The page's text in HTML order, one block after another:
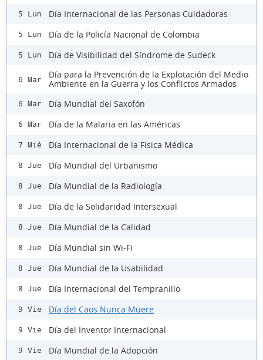
5 Lun Día Internacional de las Personas Cuidadoras
5 Lun Día de la Policía Nacional de Colombia
5 Lun Día de Visibilidad del Síndrome de Sudeck
6 Mar
Día para la Prevención de la Explotación del Medio
Ambiente en la Guerra y los Conflictos Armados
6 Mar Día Mundial del Saxofón
6 Mar Día de la Malaria en las Américas
7 Mié Día Internacional de la Física Médica
8 Jue Día Mundial del Urbanismo
8 Jue Día Mundial de la Radiología
8 Jue Día de la Solidaridad Intersexual
8 Jue Día Mundial de la Calidad
8 Jue Día Mundial sin Wi-Fi
8 Jue Día Mundial de la Usabilidad
8 Jue Día Internacional del Tempranillo
9 Vie Día del Caos Nunca Muere
9 Vie Día del Inventor Internacional
9 Vie Día Mundial de la Adopción